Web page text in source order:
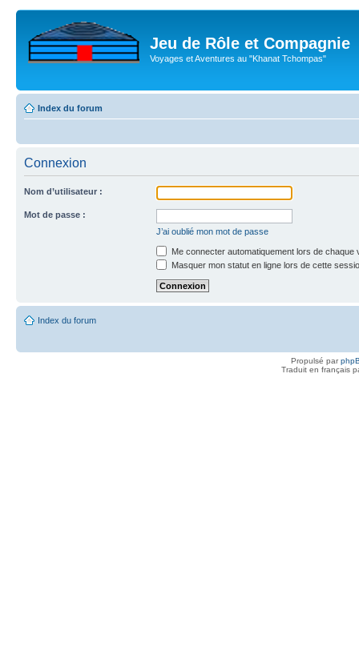
Jeu de Rôle et Compagnie
Voyages et Aventures au "Khanat Tchompas"
Index du forum
Connexion
Nom d’utilisateur :
Mot de passe :
J’ai oublié mon mot de passe
Me connecter automatiquement lors de chaque
Masquer mon statut en ligne lors de cette
Index du forum
Propulsé par
Traduit en français